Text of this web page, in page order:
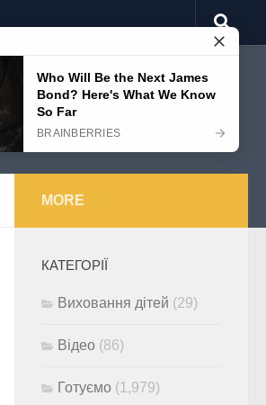
MORE
КАТЕГОРІЇ
Виховання дітей (29)
Відео (86)
Готуємо (1,979)